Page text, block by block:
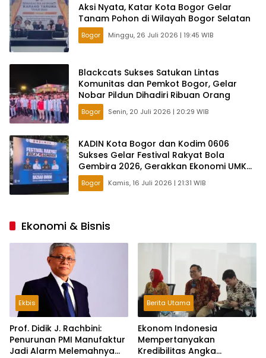
Aksi Nyata, Katar Kota Bogor Gelar
Tanam Pohon di Wilayah Bogor Selatan
Bogor Minggu, 26 Juli 2026 | 19:45 WIB
Blackcats Sukses Satukan Lintas
Komunitas dan Pemkot Bogor, Gelar
Nobar Pildun Dihadiri Ribuan Orang
Bogor Senin, 20 Juli 2026 | 20:29 WIB
KADIN Kota Bogor dan Kodim 0606
Sukses Gelar Festival Rakyat Bola
Gembira 2026, Gerakkan Ekonomi UMKM
Lewat Nobar Piala Dunia
Bogor Kamis, 16 Juli 2026 | 21:31 WIB
Ekonomi & Bisnis
Ekbis
Prof. Didik J. Rachbini:
Penurunan PMI Manufaktur
Jadi Alarm Melemahnya
Berita Utama
Ekonom Indonesia
Mempertanyakan
Kredibilitas Angka